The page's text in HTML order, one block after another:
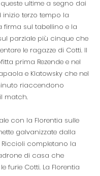
queste ultime a segno dai
inizio terzo tempo la
firma sul tabellino e la
parziale più cinque che
le ragazze di Cotti. Il
prima Rezende e nel
e Klatowsky che nel
riaccendono
match.
con la Florentia sulle
galvanizzate dalla
completano la
di casa che
furie Cotti. La Florentia